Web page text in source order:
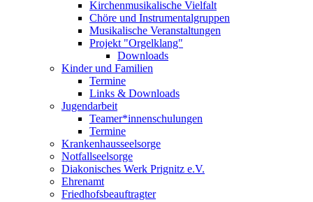
Kirchenmusikalische Vielfalt
Chöre und Instrumentalgruppen
Musikalische Veranstaltungen
Projekt "Orgelklang"
Downloads
Kinder und Familien
Termine
Links & Downloads
Jugendarbeit
Teamer*innenschulungen
Termine
Krankenhausseelsorge
Notfallseelsorge
Diakonisches Werk Prignitz e.V.
Ehrenamt
Friedhofsbeauftragter